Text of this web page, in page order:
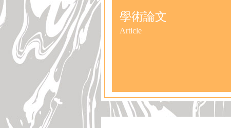
學術論文
Article